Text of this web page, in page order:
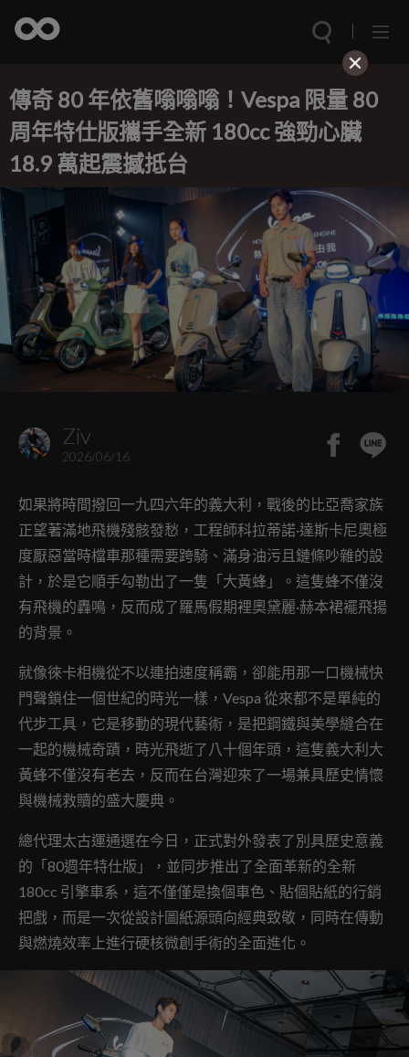
傳奇 80 年依舊嗡嗡嗡！Vespa 限量 80
周年特仕版攜手全新 180cc 強勁心臟
18.9 萬起震撼抵台
Ziv
2026/06/16
如果將時間撥回一九四六年的義大利，戰後的比亞喬家族
正望著滿地飛機殘骸發愁，工程師科拉蒂諾·達斯卡尼奧極
度厭惡當時檔車那種需要跨騎、滿身油污且鏈條吵雜的設
計，於是它順手勾勒出了一隻「大黃蜂」。這隻蜂不僅沒
有飛機的轟鳴，反而成了羅馬假期裡奧黛麗·赫本裙襬飛揚
的背景。
就像徠卡相機從不以連拍速度稱霸，卻能用那一口機械快
門聲鎖住一個世紀的時光一樣，Vespa 從來都不是單純的
代步工具，它是移動的現代藝術，是把鋼鐵與美學縫合在
一起的機械奇蹟，時光飛逝了八十個年頭，這隻義大利大
黃蜂不僅沒有老去，反而在台灣迎來了一場兼具歷史情懷
與機械救贖的盛大慶典。
總代理太古運通選在今日，正式對外發表了別具歷史意義
的「80週年特仕版」，並同步推出了全面革新的全新
180cc 引擎車系，這不僅僅是換個車色、貼個貼紙的行銷
把戲，而是一次從設計圖紙源頭向經典致敬，同時在傳動
與燃燒效率上進行硬核微創手術的全面進化。